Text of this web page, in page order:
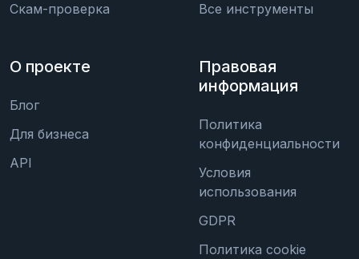
Скам-проверка
Все инструменты
О проекте
Блог
Для бизнеса
API
Правовая
информация
Политика
конфиденциальности
Условия
использования
GDPR
Политика cookie